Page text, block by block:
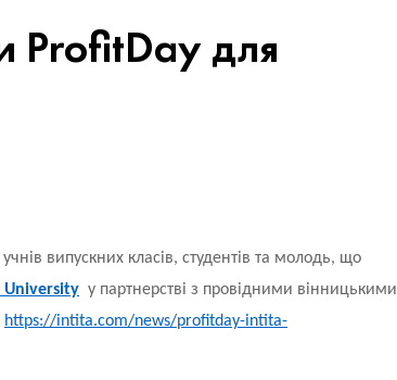
ProfitDay для
випускних класів, студентів та молодь, що
University у партнерстві з провідними вінницькими
https://intita.com/news/profitday-intita-